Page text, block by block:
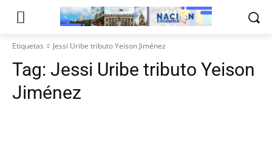
Etiquetas Jessi Uribe tributo Yeison Jiménez
Tag: Jessi Uribe tributo Yeison
Jiménez